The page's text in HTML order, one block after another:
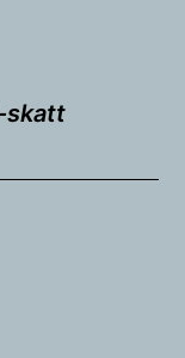
skatt